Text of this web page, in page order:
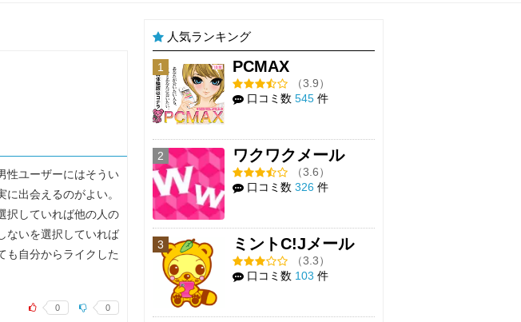
性ユーザーにはそうい
出会えるのがよい。
択していれば他の人の
ないを選択していれば
も自分からライクした
0 0
人気ランキング
1 PCMAX
（3.9）
口コミ数 545 件
2 ワクワクメール
（3.6）
口コミ数 326 件
3 ミントC!Jメール
（3.3）
口コミ数 103 件